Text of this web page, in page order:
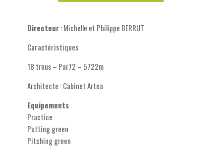
Directeur: Michelle et Philippe BERRUT
Caractéristiques
18 trous – Par72 – 5722m
Architecte : Cabinet Artea
Equipements
Practice
Putting green
Pitching green